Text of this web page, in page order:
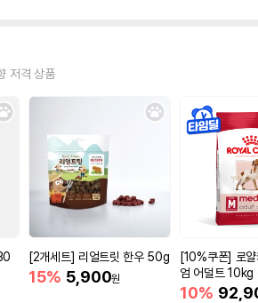
저격 상품
[2개세트] 리얼트릿 한우 50g
15% 5,900원
[10%쿠폰] 로
엄 어덜트 10kg
증진
10%